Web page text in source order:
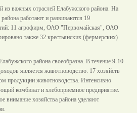
из важных отраслей Елабужского района. На
работают и развиваются 19
11 агрофирм, ОАО "Первомайская", ОАО
также 32 крестьянских (фермерских)
района своеобразна. В течение 9-10
является животноводство. 17 хозяйств
продукции животноводства. Интенсивно
комбинат и хлебоприемное предприятие.
внимание хозяйства района уделяют